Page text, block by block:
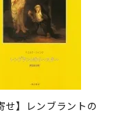
せ】レンブラントの